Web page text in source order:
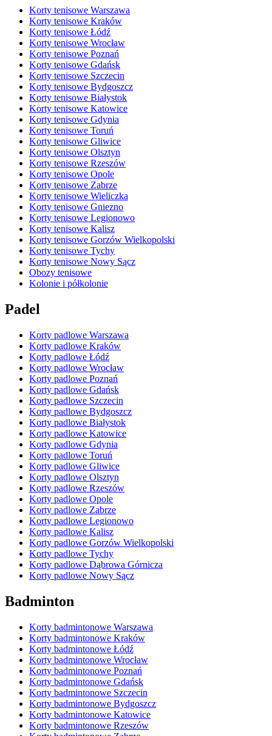
Korty tenisowe Warszawa
Korty tenisowe Kraków
Korty tenisowe Łódź
Korty tenisowe Wrocław
Korty tenisowe Poznań
Korty tenisowe Gdańsk
Korty tenisowe Szczecin
Korty tenisowe Bydgoszcz
Korty tenisowe Białystok
Korty tenisowe Katowice
Korty tenisowe Gdynia
Korty tenisowe Toruń
Korty tenisowe Gliwice
Korty tenisowe Olsztyn
Korty tenisowe Rzeszów
Korty tenisowe Opole
Korty tenisowe Zabrze
Korty tenisowe Wieliczka
Korty tenisowe Gniezno
Korty tenisowe Legionowo
Korty tenisowe Kalisz
Korty tenisowe Gorzów Wielkopolski
Korty tenisowe Tychy
Korty tenisowe Nowy Sącz
Obozy tenisowe
Kolonie i półkolonie
Padel
Korty padlowe Warszawa
Korty padlowe Kraków
Korty padlowe Łódź
Korty padlowe Wrocław
Korty padlowe Poznań
Korty padlowe Gdańsk
Korty padlowe Szczecin
Korty padlowe Bydgoszcz
Korty padlowe Białystok
Korty padlowe Katowice
Korty padlowe Gdynia
Korty padlowe Toruń
Korty padlowe Gliwice
Korty padlowe Olsztyn
Korty padlowe Rzeszów
Korty padlowe Opole
Korty padlowe Zabrze
Korty padlowe Legionowo
Korty padlowe Kalisz
Korty padlowe Gorzów Wielkopolski
Korty padlowe Tychy
Korty padlowe Dąbrowa Górnicza
Korty padlowe Nowy Sącz
Badminton
Korty badmintonowe Warszawa
Korty badmintonowe Kraków
Korty badmintonowe Łódź
Korty badmintonowe Wrocław
Korty badmintonowe Poznań
Korty badmintonowe Gdańsk
Korty badmintonowe Szczecin
Korty badmintonowe Bydgoszcz
Korty badmintonowe Katowice
Korty badmintonowe Rzeszów